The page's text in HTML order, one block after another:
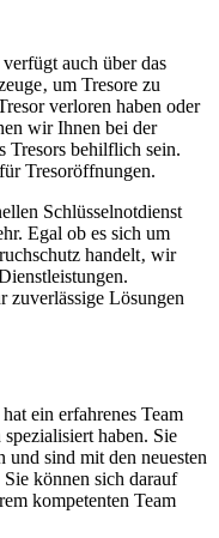
auch über das
um Tresore zu
verloren haben oder
wir Ihnen bei der
Tresors behilflich sein.​
Tresoröffnungen.​
Schlüsselnotdienst
Egal ob es sich um
handelt‚ wir
zuverlässige Lösungen
ein erfahrenes Team
haben.​ Sie
und sind mit den neuesten
können sich darauf
kompetenten Team